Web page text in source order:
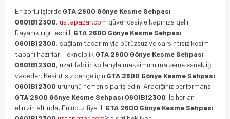
En zorlu işlerde GTA 2600 Gönye Kesme Sehpası
0601B12300, ustapazar.com güvencesiyle kapınıza gelir.
Dayanıklılığı tescilli GTA 2600 Gönye Kesme Sehpası
0601B12300, sağlam tasarımıyla pürüzsüz ve sarsıntısız kesim
tabanı hazırlar. Teknolojik GTA 2600 Gönye Kesme Sehpası
0601B12300, uzatılabilir kollarıyla maksimum malzeme esnekliği
vadeder. Kesintisiz denge için GTA 2600 Gönye Kesme Sehpası
0601B12300 ürününü hemen sipariş edin. Aradığınız performans
GTA 2600 Gönye Kesme Sehpası 0601B12300 ile her an
elinizin altında. En ucuz fiyatlı GTA 2600 Gönye Kesme Sehpası